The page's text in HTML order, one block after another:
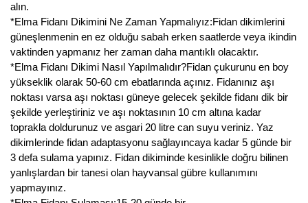
alın.
*Elma Fidanı Dikimini Ne Zaman Yapmalıyız:Fidan dikimlerini
güneşlenmenin en ez olduğu sabah erken saatlerde veya ikindin
vaktinden yapmanız her zaman daha mantıklı olacaktır.
*Elma Fidanı Dikimi Nasıl Yapılmalıdır?Fidan çukurunu en boy
yükseklik olarak 50-60 cm ebatlarında açınız. Fidanınız aşı
noktası varsa aşı noktası güneye gelecek şekilde fidanı dik bir
şekilde yerleştiriniz ve aşı noktasının 10 cm altına kadar
toprakla doldurunuz ve asgari 20 litre can suyu veriniz. Yaz
dikimlerinde fidan adaptasyonu sağlayıncaya kadar 5 günde bir
3 defa sulama yapınız. Fidan dikiminde kesinlikle doğru bilinen
yanlışlardan bir tanesi olan hayvansal gübre kullanımını
yapmayınız.
Papaya Fidanı
Pepino Fidanı
Pitaya Fidanı
Şeftali Fidanı
Trabzon Hurması Fidanı
Üzüm Fidanı
Vişne Fidanı